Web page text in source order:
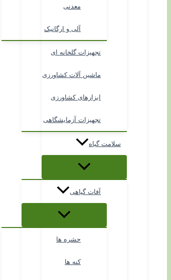
معدنی
آلی و ارگانیک
تجهیزات گلخانه ای
ماشین آلات کشاورزی
ابزارهای کشاورزی
تجهیزات آزمایشگاهی
سلامت گیاه
آفات گیاهی
حشره ها
کنه ها